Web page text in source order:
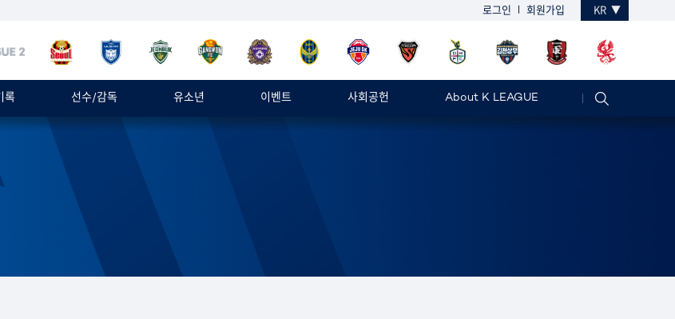
로그인 회원가입 KR
록 선수/감독 유소년 이벤트 사회공헌 About K LEAGUE